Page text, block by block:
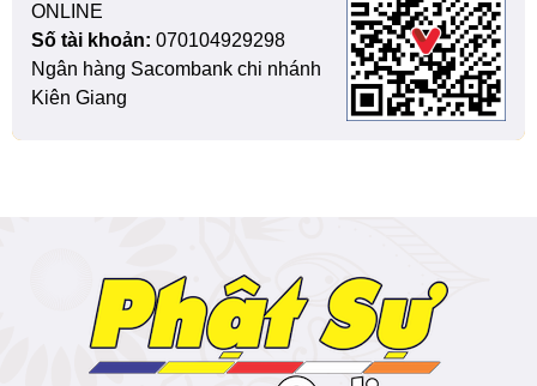
ONLINE
Số tài khoản: 070104929298
Ngân hàng Sacombank chi nhánh
Kiên Giang